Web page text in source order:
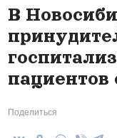
В
пациентов
Поделиться